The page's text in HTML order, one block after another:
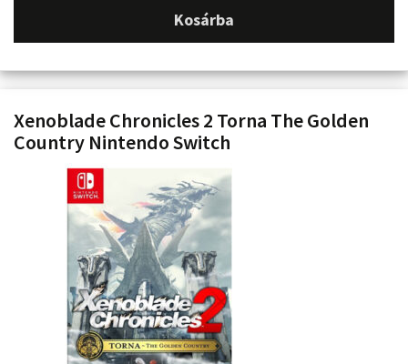
Kosárba
Xenoblade Chronicles 2 Torna The Golden
Country Nintendo Switch